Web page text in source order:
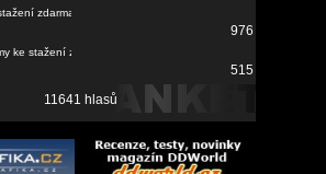
976
515
11641 hlasů